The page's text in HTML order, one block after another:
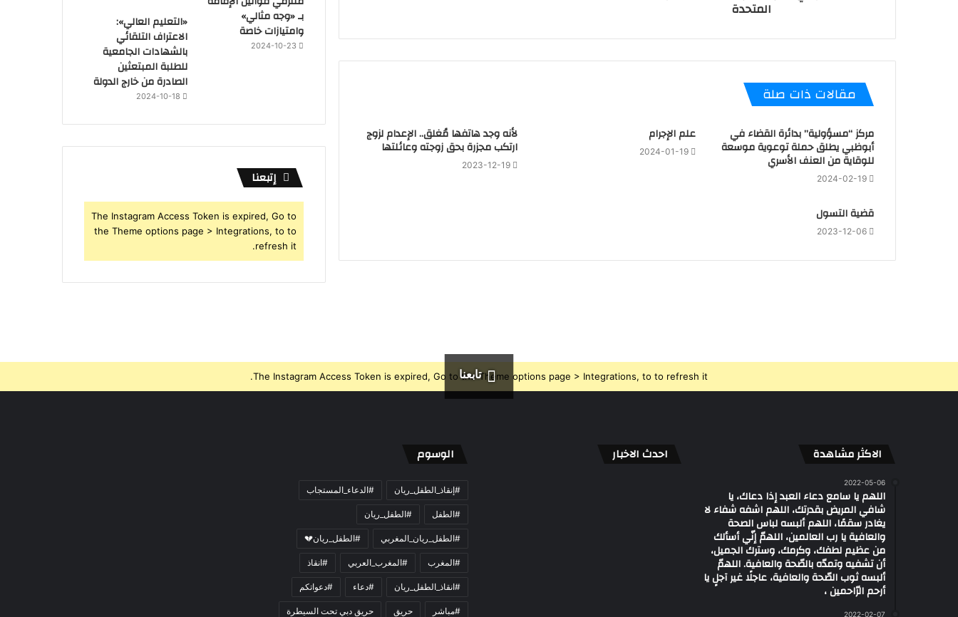
المتحدة
مقالات ذات صلة
مركز “مسؤولية” بدائرة القضاء في
أبوظبي يطلق حملة توعوية موسعة
للوقاية من العنف الأسري
2024-02-19
علم الإجرام
2024-01-19
لأنه وجد هاتفها مُغلق.. الإعدام لزوج
ارتكب مجزرة بحق زوجته وعائلتها
2023-12-19
قضية التسول
2023-12-06
بـ «وجه مثالي»
وامتيازات خاصة
2024-10-23
«التعليم العالي»:
الاعتراف التلقائي
بالشهادات الجامعية
للطلبة المبتعثين
الصادرة من خارج الدولة
2024-10-18
إتبعنا
The Instagram Access Token is expired, Go to
the Theme options page > Integrations, to to
refresh it.
تابعنا
The Instagram Access Token is expired, Go to the Theme options page > Integrations, to to refresh it.
الاكثر مشاهدة
2022-05-06
اللهم يا سامع دعاء العبد إذا دعاك، يا
شافي المريض بقدرتك، اللهم اشفه شفاء لا
يغادر سقمًا، اللهم ألبسه لباس الصحة
والعافية يا رب العالمين، اللهمّ إنّي أسألك
من عظيم لطفك، وكرمك، وسترك الجميل،
أن تشفيه وتمدّه بالصّحة والعافية. اللهمّ
ألبسه ثوب الصّحة والعافية، عاجلًا غير آجلٍ يا
أرحم الرّاحمين ،
2022-02-07
احدث الاخبار الوسوم
#إنقاذ_الطفل_ريان #الدعاء_المستجاب
#الطفل #الطفل_ريان
#الطفل_ريان_المغربي #الطفل_ريان💔
#المغرب #المغرب_العربي #انقاذ
#انقاذ_الطفل_ريان #دعاء #دعواتكم
#مباشر حريق حريق دبي تحت السيطرة